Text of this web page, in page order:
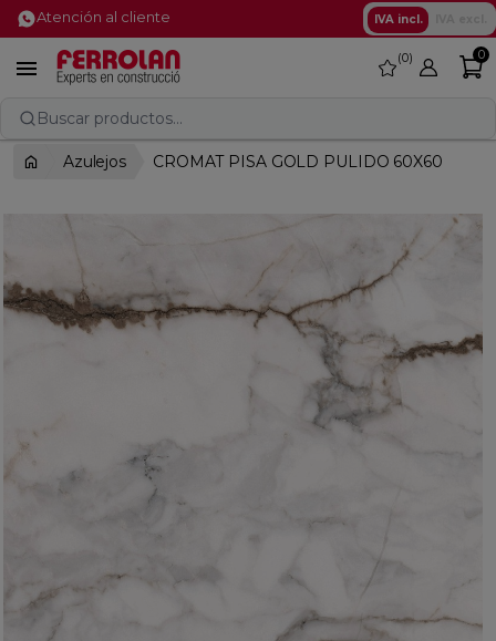
Atención al cliente IVA incl.
 favorite
0 0
Buscar productos...
Azulejos CROMAT PISA GOLD PULIDO 60X60